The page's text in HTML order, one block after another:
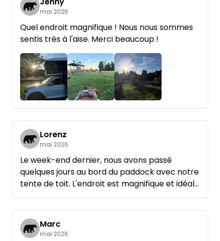
mai 2026
Quel endroit magnifique ! Nous nous sommes
sentis très à l'aise. Merci beaucoup !
Lorenz
mai 2026
Le week-end dernier, nous avons passé
quelques jours au bord du paddock avec notre
tente de toit. L'endroit est magnifique et idéal
pour se détendre. Andreas est très
sympathique et serviable, il nous a tout de
suite expliqué comment tout fonctionnait.
Sinon, on est complètement tranquilles. Nous
Marc
mai 2026